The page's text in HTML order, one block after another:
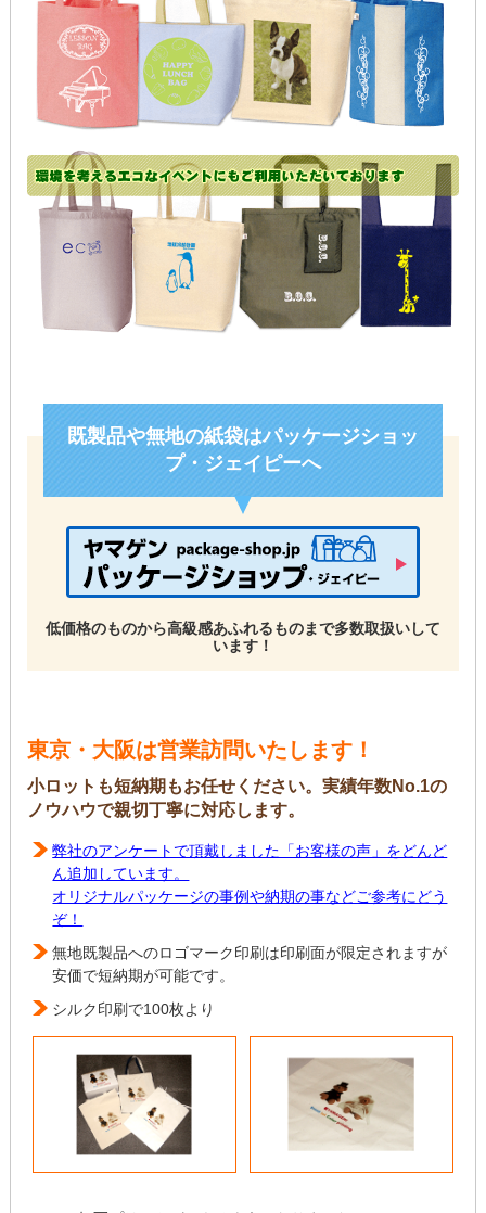
既製品や無地の紙袋はパッケージショッ
プ・ジェイピーへ
低価格のものから高級感あふれるものまで多数取扱いして
います！
東京・大阪は営業訪問いたします！
小ロットも短納期もお任せください。実績年数No.1の
ノウハウで親切丁寧に対応します。
弊社のアンケートで頂戴しました「お客様の声」をどんど
ん追加しています。
オリジナルパッケージの事例や納期の事などご参考にどう
ぞ！
無地既製品へのロゴマーク印刷は印刷面が限定されますが
安価で短納期が可能です。
シルク印刷で100枚より